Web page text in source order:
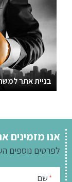
בניית אתר
אנו מזמינים
לפרטים נוספים
* שם